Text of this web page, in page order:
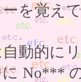
を覚え
動的に
No***